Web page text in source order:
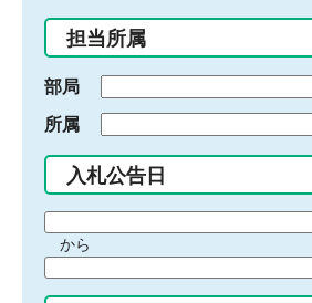
入
力
担当所属
部局
所属
入札公告日
間
始
から
間